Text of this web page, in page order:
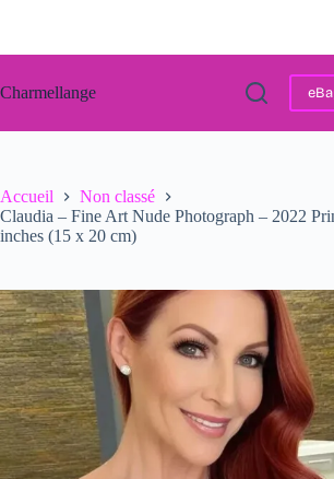
Charmellange
Accueil
Non classé
Claudia – Fine Art Nude Photograph – 2022
inches (15 x 20 cm)